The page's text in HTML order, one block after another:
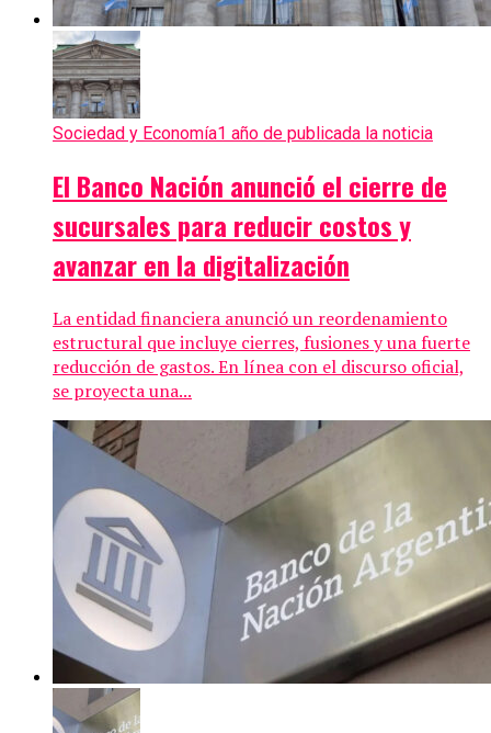
Sociedad y Economía1 año de publicada la noticia
El Banco Nación anunció el cierre de
sucursales para reducir costos y
avanzar en la digitalización
La entidad financiera anunció un reordenamiento
estructural que incluye cierres, fusiones y una fuerte
reducción de gastos. En línea con el discurso oficial,
se proyecta una...